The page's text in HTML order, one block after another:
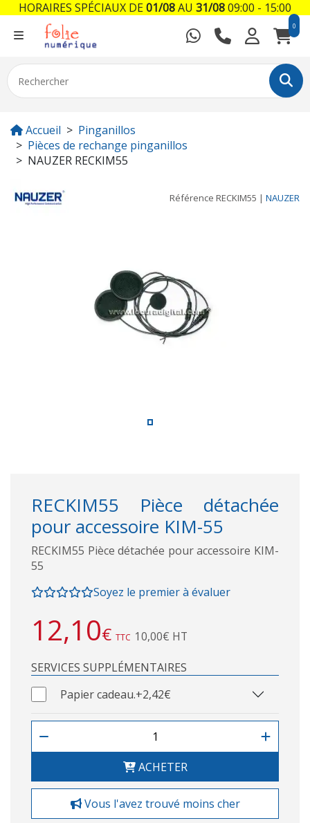
0
Accueil
Pinganillos
Pièces de rechange pinganillos
NAUZER RECKIM55
Référence RECKIM55 | NAUZER
RECKIM55 Pièce détachée
pour accessoire KIM-55
RECKIM55 Pièce détachée pour accessoire KIM-
55
Soyez le premier à évaluer
12,10€ TTC 10,00€ HT
SERVICES SUPPLÉMENTAIRES
Papier cadeau.+2,42€
ACHETER
Vous l'avez trouvé moins cher
HORAIRES SPÉCIAUX DE01/08AU 31/0809:00 - 15:00